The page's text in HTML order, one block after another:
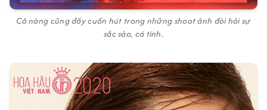
Cô nàng cũng đầy cuốn hút trong những shoot ảnh đòi hỏi sự
sắc sảo, cá tính.